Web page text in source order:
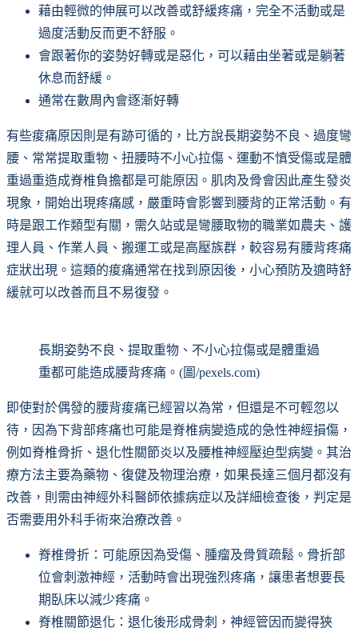
藉由輕微的伸展可以改善或舒緩疼痛，完全不活動或是
過度活動反而更不舒服。
會跟著你的姿勢好轉或是惡化，可以藉由坐著或是躺著
休息而舒緩。
通常在數周內會逐漸好轉
有些痠痛原因則是有跡可循的，比方說長期姿勢不良、過度彎
腰、常常提取重物、扭腰時不小心拉傷、運動不慎受傷或是體
重過重造成脊椎負擔都是可能原因。肌肉及骨會因此產生發炎
現象，開始出現疼痛感，嚴重時會影響到腰背的正常活動。有
時是跟工作類型有關，需久站或是彎腰取物的職業如農夫、護
理人員、作業人員、搬運工或是高壓族群，較容易有腰背疼痛
症狀出現。這類的痠痛通常在找到原因後，小心預防及適時舒
緩就可以改善而且不易復發。
長期姿勢不良、提取重物、不小心拉傷或是體重過
重都可能造成腰背疼痛。(圖/pexels.com)
即使對於偶發的腰背痠痛已經習以為常，但還是不可輕忽以
待，因為下背部疼痛也可能是脊椎病變造成的急性神經損傷，
例如脊椎骨折、退化性關節炎以及腰椎神經壓迫型病變。其治
療方法主要為藥物、復健及物理治療，如果長達三個月都沒有
改善，則需由神經外科醫師依據病症以及詳細檢查後，判定是
否需要用外科手術來治療改善。
脊椎骨折：可能原因為受傷、腫瘤及骨質疏鬆。骨折部
位會刺激神經，活動時會出現強烈疼痛，讓患者想要長
期臥床以減少疼痛。
脊椎關節退化：退化後形成骨刺，神經管因而變得狹